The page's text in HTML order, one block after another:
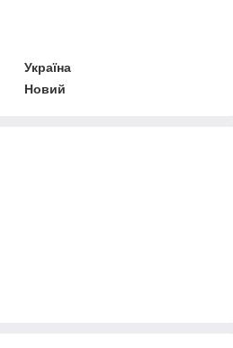
Україна
Новий